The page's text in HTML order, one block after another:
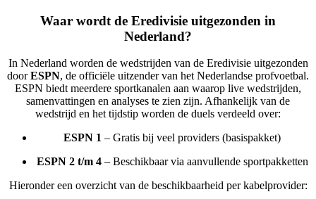
Waar wordt de Eredivisie uitgezonden in
Nederland?
In Nederland worden de wedstrijden van de Eredivisie uitgezonden
doorESPN, de officiële uitzender van het Nederlandse profvoetbal.
ESPN biedt meerdere sportkanalen aan waarop live wedstrijden,
samenvattingen en analyses te zien zijn. Afhankelijk van de
wedstrijd en het tijdstip worden de duels verdeeld over:
ESPN 1 – Gratis bij veel providers (basispakket)
ESPN 2 t/m 4– Beschikbaar via aanvullende sportpakketten
Hieronder een overzicht van de beschikbaarheid per kabelprovider: